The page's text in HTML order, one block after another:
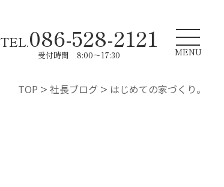
TEL.086-528-2121
受付時間 8:00～17:30 MENU
TOP > 社長ブログ > はじめての家づくり。